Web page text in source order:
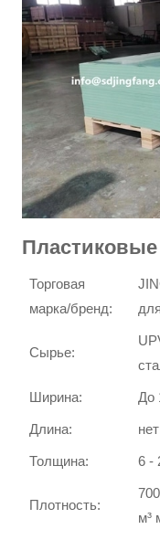
Торговая
марка/бренд:
Сырье:
Ширина: До
Длина:
Толщина: 6 -
Плотность:
м³